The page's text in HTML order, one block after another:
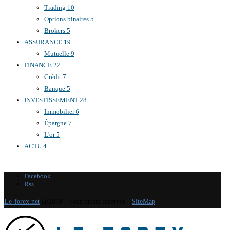
Trading 10
Options binaires 5
Brokers 5
ASSURANCE 19
Mutuelle 9
FINANCE 22
Crédit 7
Banque 5
INVESTISSEMENT 28
Immobilier6
Épargne 7
L'or5
ACTU 4
Facebook
Rss
Le-forex.net SiteMap